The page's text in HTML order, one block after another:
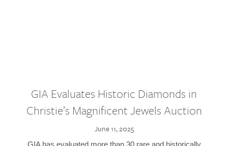
GIA Evaluates Historic Diamonds in
Christie’s Magnificent Jewels Auction
June 11, 2025
GIA has evaluated more than 30 rare and historically